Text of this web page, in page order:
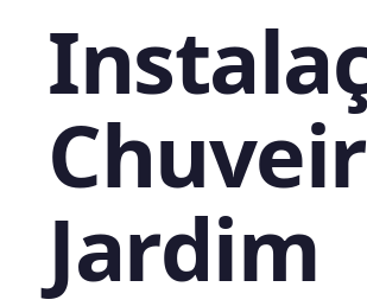
Jardim